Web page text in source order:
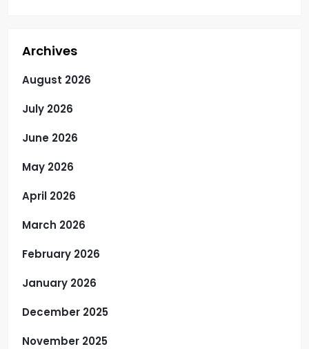
Archives
August 2026
July 2026
June 2026
May 2026
April 2026
March 2026
February 2026
January 2026
December 2025
November 2025